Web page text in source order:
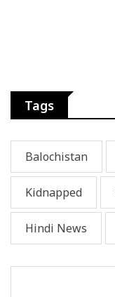
Tags
Balochistan
Kidnapped
Hindi News